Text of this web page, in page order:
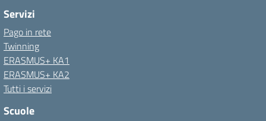
Servizi
Pago in rete
Twinning
ERASMUS+ KA1
ERASMUS+ KA2
Tutti i servizi
Scuole